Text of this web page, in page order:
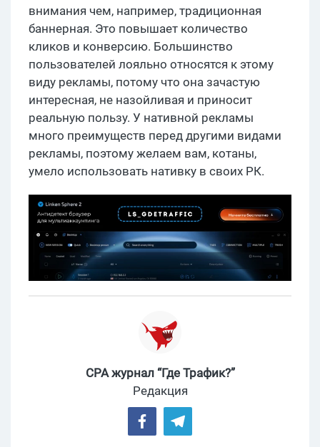
внимания чем, например, традиционная
баннерная. Это повышает количество
кликов и конверсию. Большинство
пользователей лояльно относятся к этому
виду рекламы, потому что она зачастую
интересная, не назойливая и приносит
реальную пользу. У нативной рекламы
много преимуществ перед другими видами
рекламы, поэтому желаем вам, котаны,
умело использовать нативку в своих РК.
CPA журнал “Где Трафик?”
Редакция